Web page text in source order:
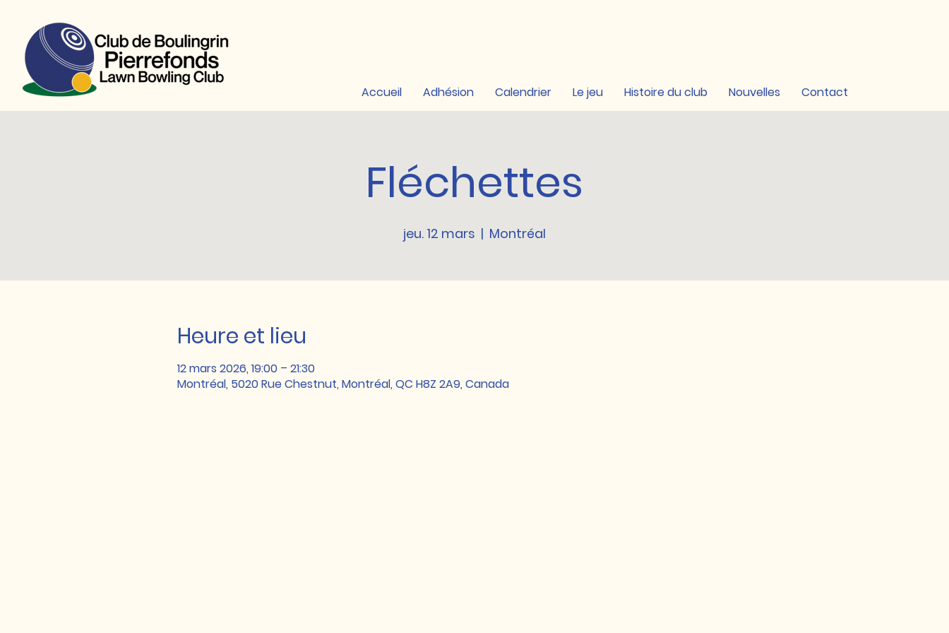
Accueil Adhésion Calendrier Le jeu Histoire du club Nouvelles Contact
Fléchettes
jeu. 12 mars
  |
Montréal
Heure et lieu
12 mars 2026, 19:00 – 21:30
Montréal, 5020 Rue Chestnut, Montréal, QC H8Z 2A9, Canada